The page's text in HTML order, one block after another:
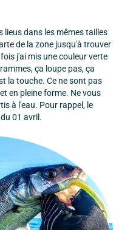
lieus dans les mêmes tailles
de la zone jusqu'à trouver
j'ai mis une couleur verte
ça loupe pas, ça
la touche. Ce ne sont pas
en pleine forme. Ne vous
à l'eau. Pour rappel, le
01 avril.